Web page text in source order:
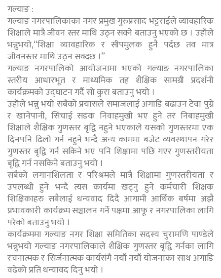
गल्याङ :
गल्याङ नगरपालिकाका नगर प्रमुख गुरुप्रसाद भट्टराईले व्यावहारिक
शिक्षाले मात्रै जीवन स्तर माथि उठ्न सक्ने बताउनु भएको छ । उहाँले
भन्नुभयो,“शिक्षा व्यावहारिक र सीपमुलक हुनै पर्दछ तव मात्र
जीवनस्तर माथि उठ्न सक्दछ ।”
गल्याङ नगरपालिको आयोजनामा भएको गल्याङ नगरपालिका
स्तरीय आधारभूत र माध्यमिक तह शैक्षिक सामग्री प्रदर्शनी
कार्यक्रमको उद्घाटन गर्दै सो कुरा बताउनु भयो ।
उहाँले भन्नु भयो सबैको प्रयासले समाजलाई अगाडि बढाउन टेवा पुग्ने
र खानेपानी, सिंचाई सडक निवाहमुखी भए हुने तर निबाहमुखी
शिक्षाले शैक्षिक गुणस्तर बृद्वि नहुने भएकाले यसको गुणस्तरमा एक
दिनपनि ढिलो गर्न नहुने भन्दै अन्य काममा बजेट व्यवस्थापन गरेर
गुणस्तर बृद्वि गर्न सकिने भए पनि शिक्षामा पछि गएर गुणस्तरीयता
बृद्वि गर्न नसकिने बताउनु भयो ।
सबैको लगानशिलता र परिश्रमले मात्रै शिक्षामा गुणस्तरीयता र
उपलब्धी हुने भन्दै त्यस कार्यमा खट्नु हुने कर्मचारी शिक्षक
शिक्षिकाहरु सबैलाई धन्यवाद दिदै आगामी आर्थिक बर्षमा अझै
प्रभावकारी कार्यक्रम सञ्चालन गर्ने पक्षमा आफू र नगरपालिका लागि
परेको बताउनु भयो ।
कार्यक्रममा गल्याङ नगर शिक्षा समितिका सदस्य चुरामणि पाण्डेले
भन्नुभयो गल्याङ नगरपालिकाले शैक्षिक गुणस्तर बृद्वि गर्नका लागि
रचनात्मक र सिर्जनात्मक कार्यसंगै नयाँ नयाँ योजनाका साथ अगाडि
वढेको प्रति धन्यावद दिनु भयो ।